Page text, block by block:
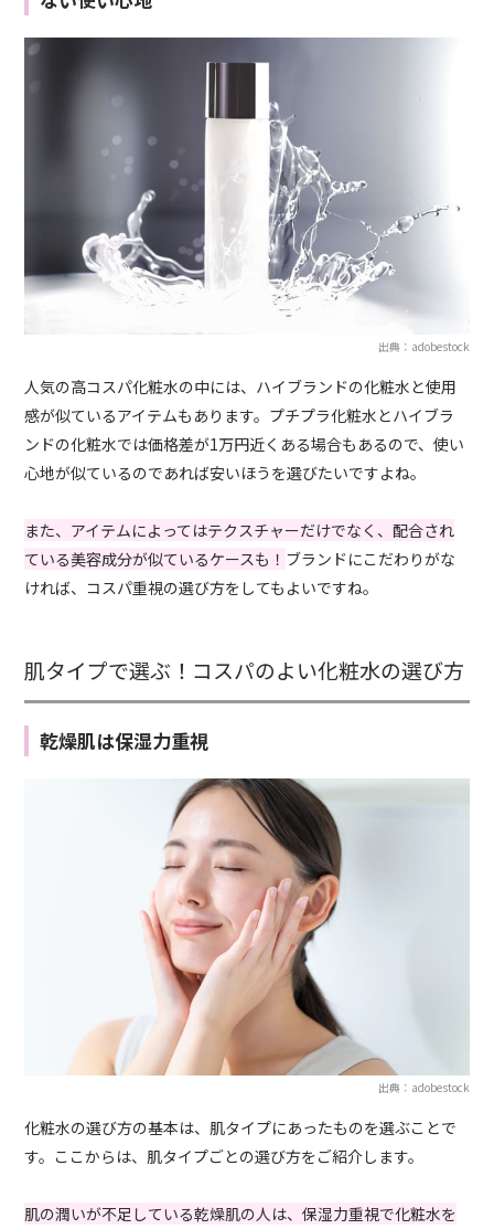
出典：adobestock
人気の高コスパ化粧水の中には、ハイブランドの化粧水と使用
感が似ているアイテムもあります。プチプラ化粧水とハイブラ
ンドの化粧水では価格差が1万円近くある場合もあるので、使い
心地が似ているのであれば安いほうを選びたいですよね。
また、アイテムによってはテクスチャーだけでなく、配合され
ている美容成分が似ているケースも！ ブランドにこだわりがな
ければ、コスパ重視の選び方をしてもよいですね。
肌タイプで選ぶ！コスパのよい化粧水の選び方
乾燥肌は保湿力重視
出典：adobestock
化粧水の選び方の基本は、肌タイプにあったものを選ぶことで
す。ここからは、肌タイプごとの選び方をご紹介します。
肌の潤いが不足している乾燥肌の人は、保湿力重視で化粧水を